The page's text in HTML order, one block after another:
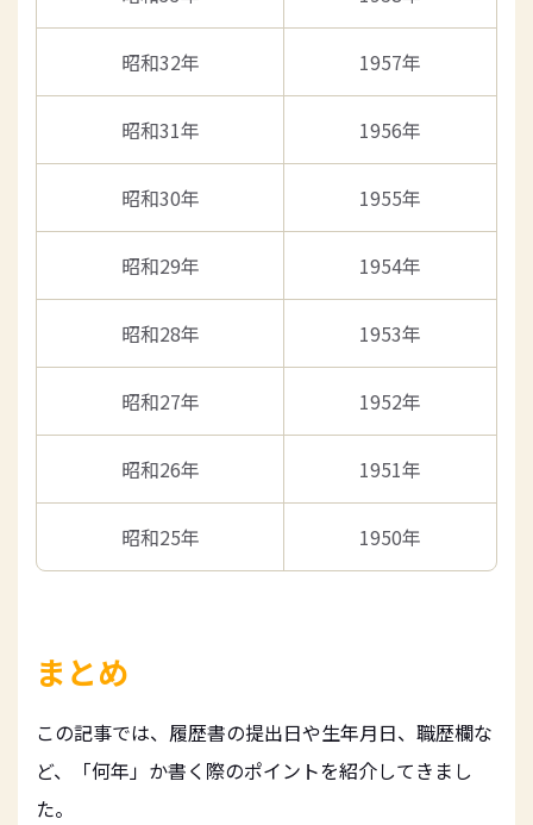
昭和32年 1957年
昭和31年 1956年
昭和30年 1955年
昭和29年 1954年
昭和28年 1953年
昭和27年 1952年
昭和26年 1951年
昭和25年 1950年
まとめ
この記事では、履歴書の提出日や生年月日、職歴欄な
ど、「何年」か書く際のポイントを紹介してきまし
た。